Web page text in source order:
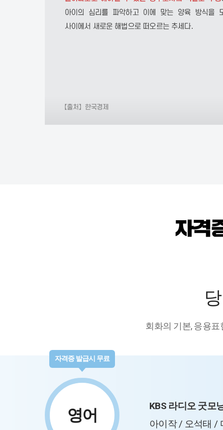
회화의 기본, 응용
영어
자격증 발급시 무료
KBS 라디오 굿모
아이작 / 오석태 /